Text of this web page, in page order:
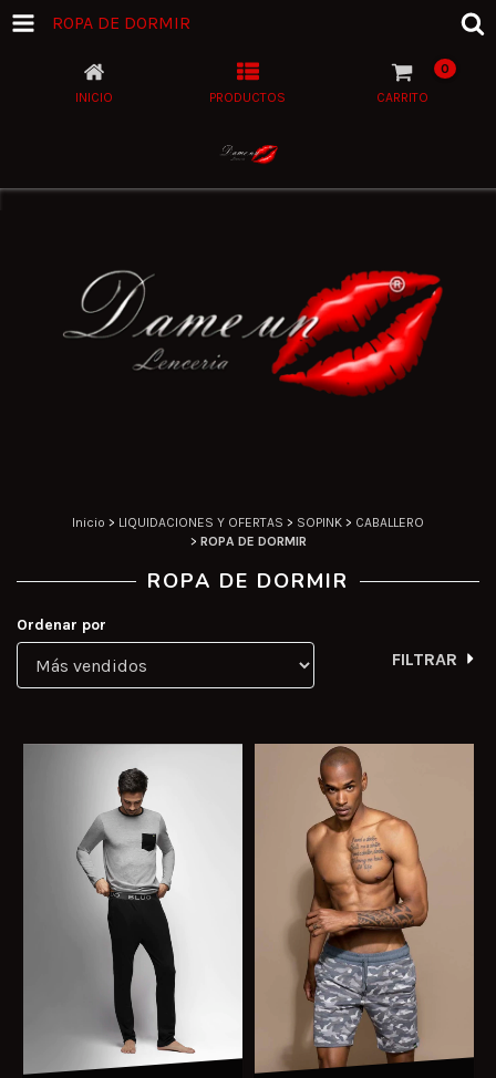
ROPA DE DORMIR
INICIO PRODUCTOS CARRITO
0
Inicio > LIQUIDACIONES Y OFERTAS > SOPINK > CABALLERO
> ROPA DE DORMIR
ROPA DE DORMIR
Ordenar por
FILTRAR